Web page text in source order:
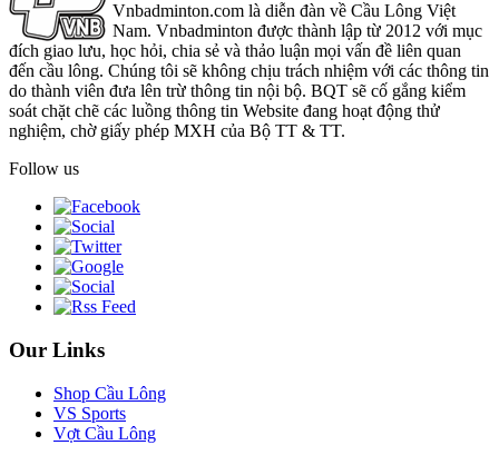
Vnbadminton.com là diễn đàn về Cầu Lông Việt
Nam. Vnbadminton được thành lập từ 2012 với mục
đích giao lưu, học hỏi, chia sẻ và thảo luận mọi vấn đề liên quan
đến cầu lông. Chúng tôi sẽ không chịu trách nhiệm với các thông tin
do thành viên đưa lên trừ thông tin nội bộ. BQT sẽ cố gắng kiểm
soát chặt chẽ các luồng thông tin Website đang hoạt động thử
nghiệm, chờ giấy phép MXH của Bộ TT & TT.
Follow us
Our Links
Shop Cầu Lông
VS Sports
Vợt Cầu Lông